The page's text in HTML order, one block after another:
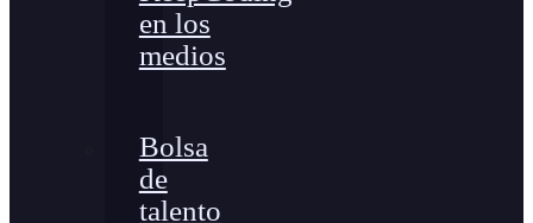
en los
medios
Bolsa
de
talento